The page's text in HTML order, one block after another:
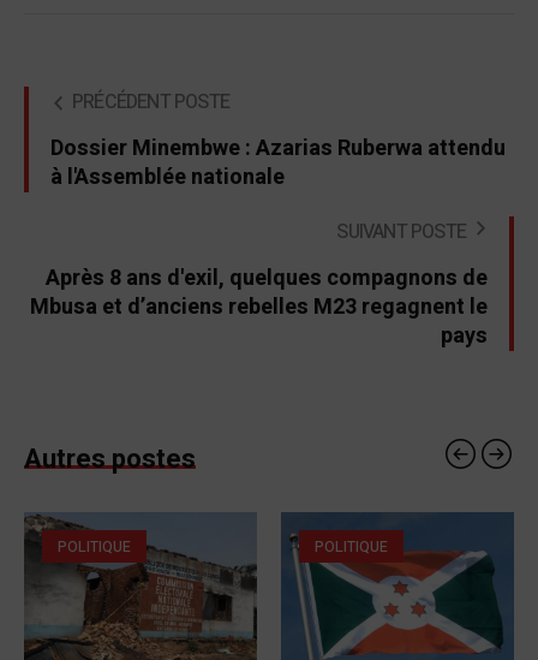
PRÉCÉDENT POSTE
Dossier Minembwe : Azarias Ruberwa attendu
à l'Assemblée nationale
SUIVANT POSTE
Après 8 ans d'exil, quelques compagnons de
Mbusa et d’anciens rebelles M23 regagnent le
pays
Autres postes
POLITIQUE POLITIQUE